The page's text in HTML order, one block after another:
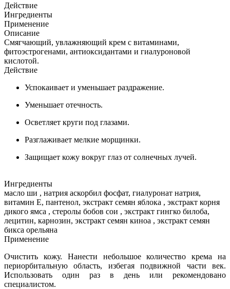
Действие
Ингредиенты
Применение
Описание
Смягчающий, увлажняющий крем с витаминами,
фитоэстрогенами, антиоксидантами и гиалуроновой
кислотой.
Действие
Успокаивает и уменьшает раздражение.
Уменьшает отечность.
Осветляет круги под глазами.
Разглаживает мелкие морщинки.
Защищает кожу вокруг глаз от солнечных лучей.
Ингредиенты
масло ши , натрия аскорбил фосфат, гиалуронат натрия,
витамин Е, пантенол, экстракт семян яблока , экстракт корня
дикого ямса , стеролы бобов сои , экстракт гингко билоба,
лецитин, карнозин, экстракт семян киноа , экстракт семян
бикса орельяна
Применение
Очистить кожу. Нанести небольшое количество крема на
периорбитальную область, избегая подвижной части век.
Использовать один раз в день или рекомендовано
специалистом.